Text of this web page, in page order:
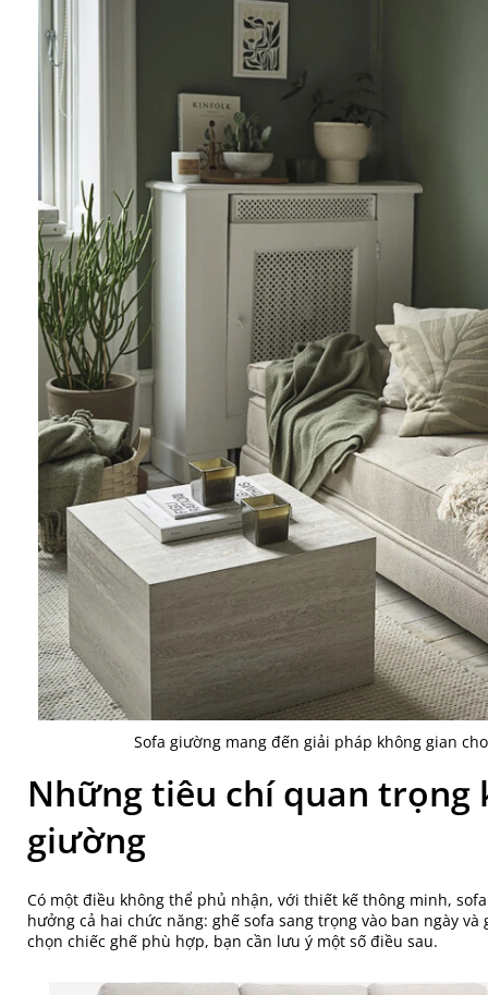
Sofa giường mang đến giải pháp không gian
Những tiêu chí quan trọng
giường
Có một điều không thể phủ nhận, với thiết kế thông minh,
hưởng cả hai chức năng: ghế sofa sang trọng vào ban ngày
chọn chiếc ghế phù hợp, bạn cần lưu ý một số điều sau.